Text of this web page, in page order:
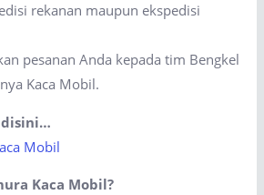
rekanan maupun ekspedisi
pesanan Anda kepada tim Bengkel
Kaca Mobil.
disini…
Mobil
Kaca Mobil?